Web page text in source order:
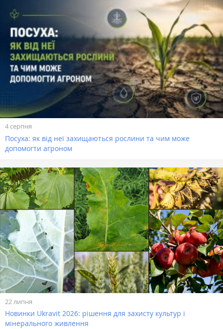
4 серпня
Посуха: як від неї захищаються рослини та чим може
допомогти агроном
22 липня
Новинки Ukravit 2026: рішення для захисту культур і
мінерального живлення